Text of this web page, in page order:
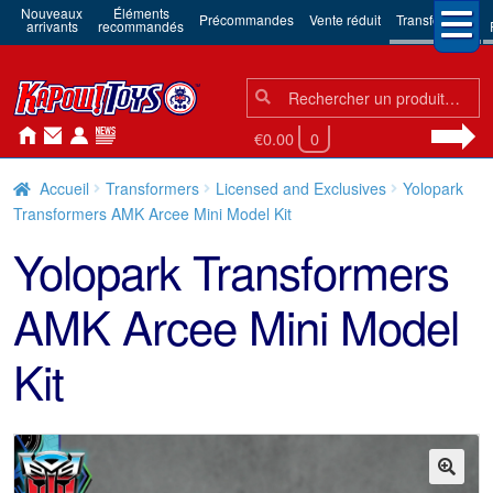
Nouveaux
arrivants
Éléments
recommandés Précommandes Vente réduit Transformers
Chercher:
Chercher
€0.00 0
Accueil Transformers Licensed and Exclusives
Yolopark
Transformers AMK Arcee Mini Model Kit
Yolopark Transformers
AMK Arcee Mini Model
Kit